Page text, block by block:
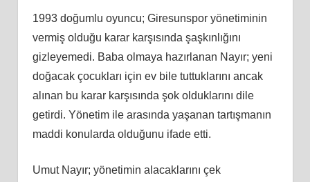
1993 doğumlu oyuncu; Giresunspor yönetiminin
vermiş olduğu karar karşısında şaşkınlığını
gizleyemedi. Baba olmaya hazırlanan Nayır; yeni
doğacak çocukları için ev bile tuttuklarını ancak
alınan bu karar karşısında şok olduklarını dile
getirdi. Yönetim ile arasında yaşanan tartışmanın
maddi konularda olduğunu ifade etti.
Umut Nayır; yönetimin alacaklarını çek